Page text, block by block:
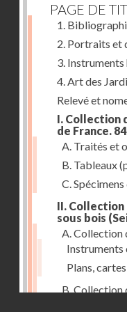
PAGE DE
1.
2. Portraits et
3.
4. Art des
Relevé et
I. Collection
de France.
A. Traités et
B. Tableaux
C.
II.
sous bois
A. Collection
Instruments
Plans,
B. Collection